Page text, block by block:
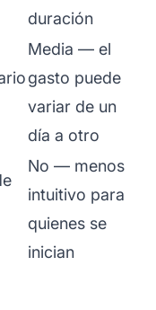
duración
Media — el
gasto puede
variar de un
día a otro
No — menos
intuitivo para
quienes se
inician